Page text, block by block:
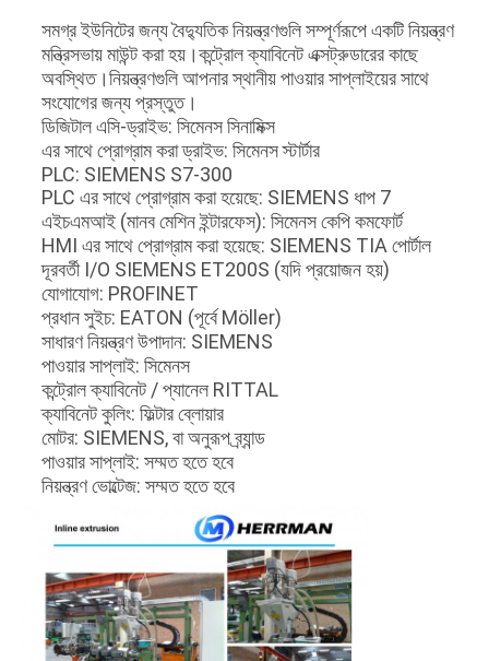
সমগ্র ইউনিটের জন্য বৈদ্যুতিক নিয়ন্ত্রণগুলি সম্পূর্ণরূপে একটি নিয়ন্ত্রণ
মন্ত্রিসভায় মাউন্ট করা হয়।কন্ট্রোল ক্যাবিনেট এক্সট্রুডারের কাছে
অবস্থিত।নিয়ন্ত্রণগুলি আপনার স্থানীয় পাওয়ার সাপ্লাইয়ের সাথে
সংযোগের জন্য প্রস্তুত।
ডিজিটাল এসি-ড্রাইভ: সিমেনস সিনামিক্স
এর সাথে প্রোগ্রাম করা ড্রাইভ: সিমেনস স্টার্টার
PLC: SIEMENS S7-300
PLC এর সাথে প্রোগ্রাম করা হয়েছে: SIEMENS ধাপ 7
এইচএমআই (মানব মেশিন ইন্টারফেস): সিমেনস কেপি কমফোর্ট
HMI এর সাথে প্রোগ্রাম করা হয়েছে: SIEMENS TIA পোর্টাল
দূরবর্তী I/O SIEMENS ET200S (যদি প্রয়োজন হয়)
যোগাযোগ: PROFINET
প্রধান সুইচ: EATON (পূর্বে Möller)
সাধারণ নিয়ন্ত্রণ উপাদান: SIEMENS
পাওয়ার সাপ্লাই: সিমেনস
কন্ট্রোল ক্যাবিনেট / প্যানেল RITTAL
ক্যাবিনেট কুলিং: ফিল্টার ব্লোয়ার
মোটর: SIEMENS, বা অনুরূপ ব্র্যান্ড
পাওয়ার সাপ্লাই: সম্মত হতে হবে
নিয়ন্ত্রণ ভোল্টেজ: সম্মত হতে হবে